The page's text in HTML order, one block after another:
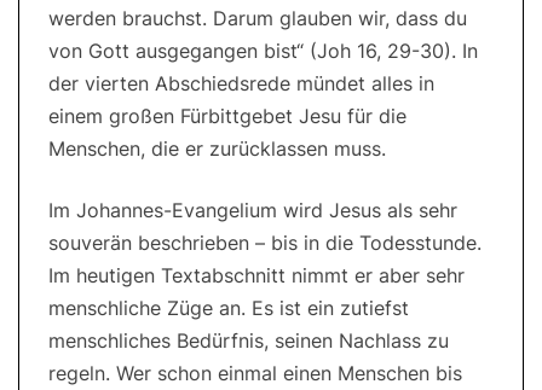
werden brauchst. Darum glauben wir, dass du
von Gott ausgegangen bist“ (Joh 16, 29-30). In
der vierten Abschiedsrede mündet alles in
einem großen Fürbittgebet Jesu für die
Menschen, die er zurücklassen muss.
Im Johannes-Evangelium wird Jesus als sehr
souverän beschrieben – bis in die Todesstunde.
Im heutigen Textabschnitt nimmt er aber sehr
menschliche Züge an. Es ist ein zutiefst
menschliches Bedürfnis, seinen Nachlass zu
regeln. Wer schon einmal einen Menschen bis